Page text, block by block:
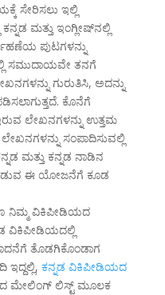
ಸೇರಿಸಲು ಇಲ್ಲಿ
ಮತ್ತು ಇಂಗ್ಲೀಷ್‌ನಲ್ಲಿ
ಪುಟಗಳನ್ನು
ಸಮುದಾಯವೇ ತನಗೆ
ಗುರುತಿಸಿ, ಅದನ್ನು
ಕೊನೆಗೆ
ಲೇಖನಗಳನ್ನು ಉತ್ತಮ
ಸಂಪಾದಿಸುವಲ್ಲಿ
ಮತ್ತು ಕನ್ನಡ ನಾಡಿನ
ಈ ಯೋಜನೆಗೆ ಕೂಡ
ನಿಮ್ಮ ವಿಕಿಪೀಡಿಯದ
ವಿಕಿಪೀಡಿಯದಲ್ಲಿ
ತೊಡಗಿಕೊಂಡಾಗ
ಇದ್ದಲ್ಲಿ, ಕನ್ನಡ ವಿಕಿಪೀಡಿಯದ
ಮೇಲಿಂಗ್ ಲಿಸ್ಟ್ ಮೂಲಕ